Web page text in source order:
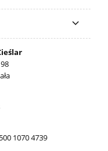
1070 4739